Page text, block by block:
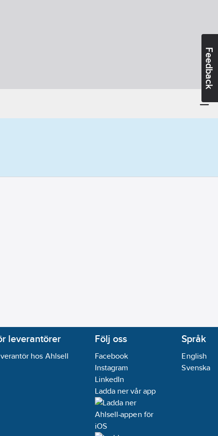
Feedback
leverantörer
hos Ahlsell
Följ oss
Facebook
Instagram
LinkedIn
Ladda ner vår app
Språk
English
Svenska